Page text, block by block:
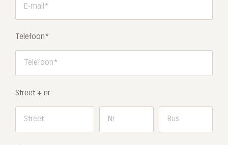
Telefoon*
Street + nr